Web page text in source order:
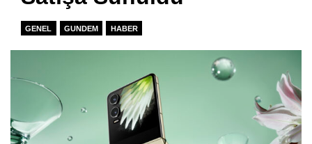
GENEL GUNDEM HABER